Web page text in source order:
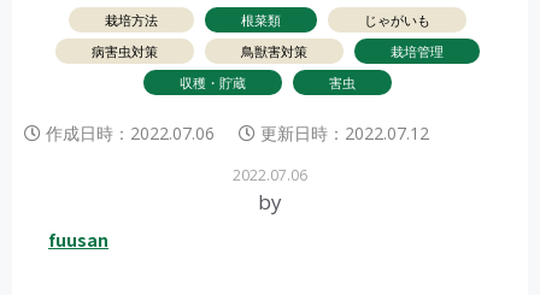
栽培方法 根菜類
じゃがいも
病害虫対策
鳥獣害対策
栽培管理
収穫・貯蔵
害虫
作成日時： 2022.07.06 更新日時： 2022.07.12
2022.07.06
by
fuusan